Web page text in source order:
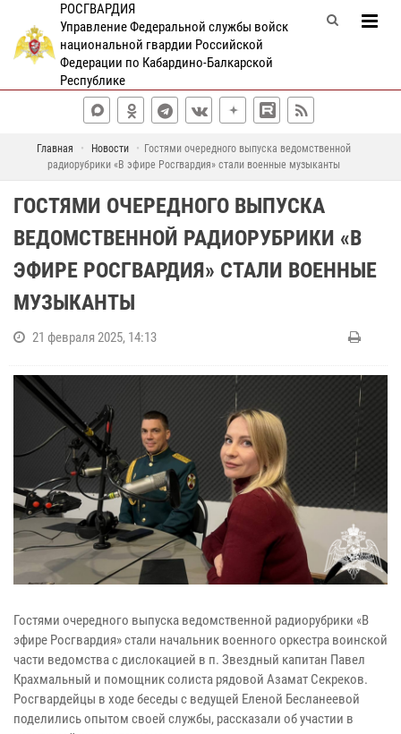
РОСГВАРДИЯ
Управление Федеральной службы войск
национальной гвардии Российской
Федерации по Кабардино-Балкарской
Республике
Главная Новости
Гостями очередного выпуска ведомственной
радиорубрики «В эфире Росгвардия» стали военные музыканты
ГОСТЯМИ ОЧЕРЕДНОГО ВЫПУСКА
ВЕДОМСТВЕННОЙ РАДИОРУБРИКИ «В
ЭФИРЕ РОСГВАРДИЯ» СТАЛИ ВОЕННЫЕ
МУЗЫКАНТЫ
21 февраля 2025, 14:13
Гостями очередного выпуска ведомственной радиорубрики «В
эфире Росгвардия» стали начальник военного оркестра воинской
части ведомства с дислокацией в п. Звездный капитан Павел
Крахмальный и помощник солиста рядовой Азамат Секреков.
Росгвардейцы в ходе беседы с ведущей Еленой Бесланеевой
поделились опытом своей службы, рассказали об участии в